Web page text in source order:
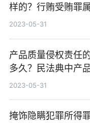
样的？行贿受贿罪
行贿的犯罪构成要
2023-05-31
产品质量侵权责任
多久？民法典中产
程是什么？
2023-05-31
掩饰隐瞒犯罪所得